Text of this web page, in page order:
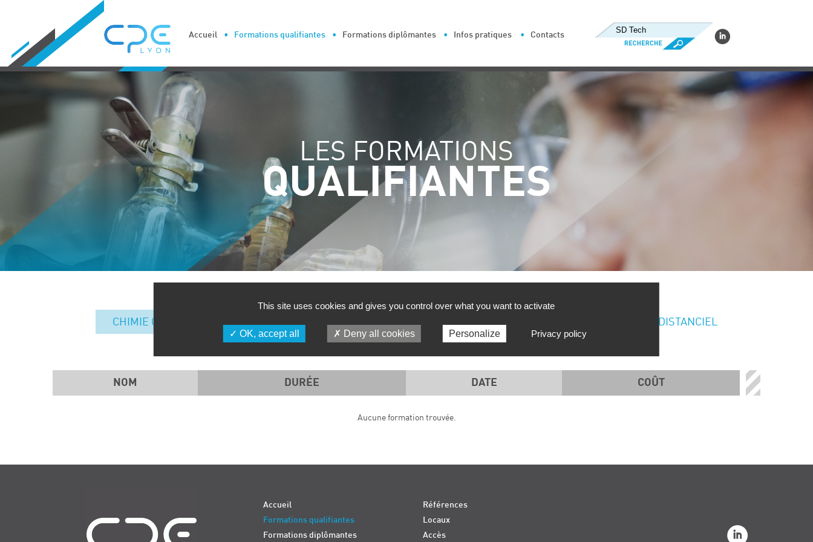
Accueil Formations qualifiantes Formations diplômantes Infos pratiques Contacts
LES FORMATIONS
QUALIFIANTES
CHIMIE ORGANIQUE PÉRIODE SD TECH DISTANCIEL
NOM DURÉE DATE COÛT
Aucune formation trouvée.
Accueil
Formations qualifiantes
Formations diplômantes
Références
Locaux
Accès
Cookies management panel
This site uses cookies and gives you control over what you want to activate
OK, accept all Deny all cookies Personalize Privacy policy